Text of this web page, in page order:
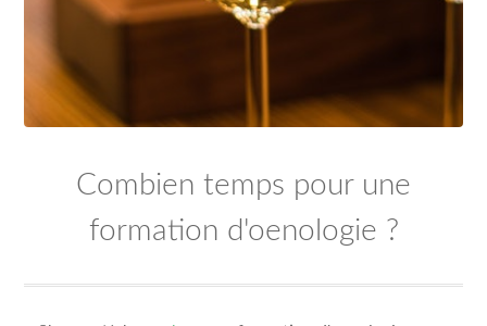
Combien temps pour une
formation d'oenologie ?